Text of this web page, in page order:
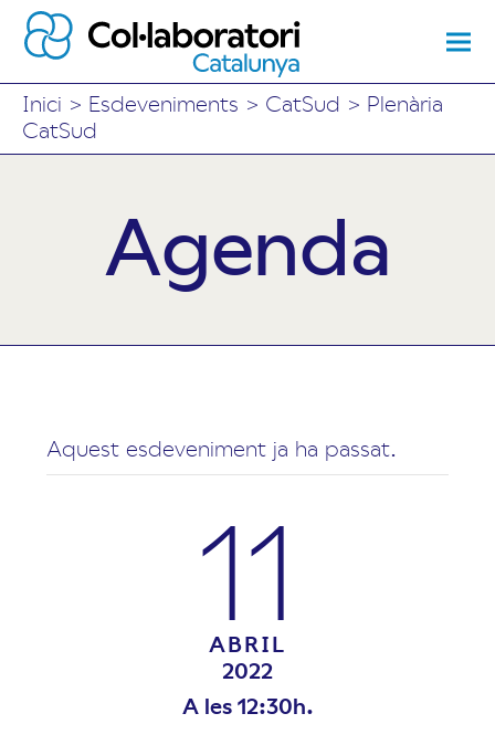
Inici > Esdeveniments > CatSud > Plenària
CatSud
Agenda
Aquest esdeveniment ja ha passat.
11
ABRIL
2022
A les 12:30h.